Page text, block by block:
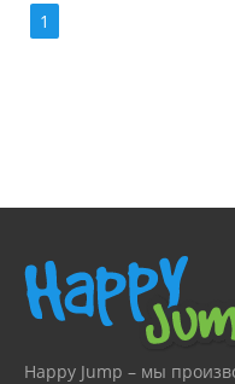
1
Happy Jump – мы